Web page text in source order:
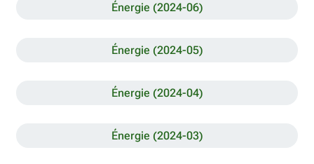
Énergie (2024-06)
Énergie (2024-05)
Énergie (2024-04)
Énergie (2024-03)